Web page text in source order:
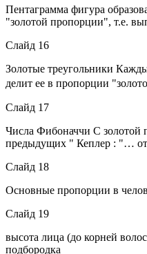
Пентаграмма фигура
"золотой пропорции", т.е.
Слайд 16
Золотые треугольники
делит ее в пропорции
Слайд 17
Числа Фибоначчи С золотой
предыдущих " Кеплер : "…
Слайд 18
Основные пропорции в
Слайд 19
высота лица (до корней
подбородка